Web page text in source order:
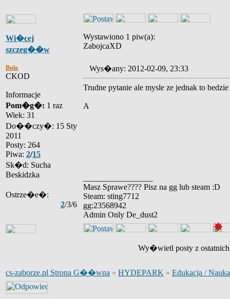
Wi�cej
szczeg��w
Wystawiono 1 piw(a):
ZabojcaXD
Bula
CKOD
Informacje
Pom�g�: 1 raz
Wiek: 31
Do��czy�: 15 Sty
2011
Posty: 264
Piwa: 2/15
Sk�d: Sucha
Beskidzka
Ostrze�e�:
2/3/6
Wys�any: 2012-02-09, 23:33
Trudne pytanie ale mysle ze jednak to bedzie
A
Masz Sprawe???? Pisz na gg lub steam :D
Steam: sting7712
gg:23568942
Admin Only De_dust2
Wy�wietl posty z
cs-zaborze.pl Strona G��wna » HYDEPARK » Edukacja / Nauka